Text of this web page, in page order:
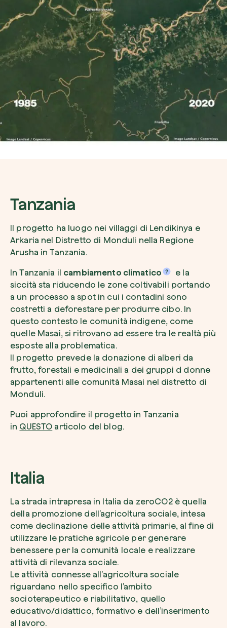
Tanzania
Il progetto ha luogo nei villaggi di Lendikinya e
Arkaria nel Distretto di Monduli nella Regione
Arusha in Tanzania.
In Tanzania il cambiamento climatico
e la
siccità sta riducendo le zone coltivabili portando
a un processo a spot in cui i contadini sono
costretti a deforestare per produrre cibo. In
questo contesto le comunità indigene, come
quelle Masai, si ritrovano ad essere tra le realtà più
esposte alla problematica.
Il progetto prevede la donazione di alberi da
frutto, forestali e medicinali a dei gruppi d donne
appartenenti alle comunità Masai nel distretto di
Monduli.
Puoi approfondire il progetto in Tanzania
in QUESTO articolo del blog.
Italia
La strada intrapresa in Italia da zeroCO2 è quella
della promozione dell’agricoltura sociale, intesa
come declinazione delle attività primarie, al fine di
utilizzare le pratiche agricole per generare
benessere per la comunità locale e realizzare
attività di rilevanza sociale.
Le attività connesse all’agricoltura sociale
riguardano nello specifico l’ambito
socioterapeutico e riabilitativo, quello
educativo/didattico, formativo e dell’inserimento
al lavoro.